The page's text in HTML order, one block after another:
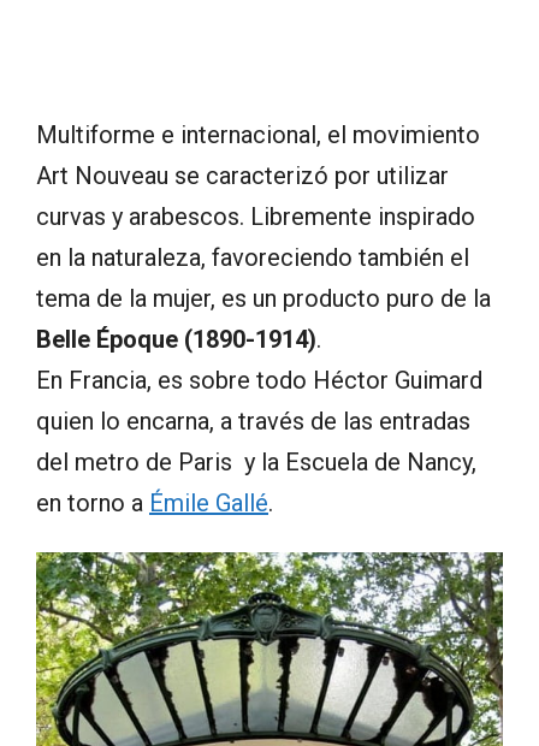
Multiforme e internacional, el movimiento
Art Nouveau se caracterizó por utilizar
curvas y arabescos. Libremente inspirado
en la naturaleza, favoreciendo también el
tema de la mujer, es un producto puro de la
Belle Époque (1890-1914).
En Francia, es sobre todo Héctor Guimard
quien lo encarna, a través de las entradas
del metro de Paris y la Escuela de Nancy,
en torno a Émile Gallé.